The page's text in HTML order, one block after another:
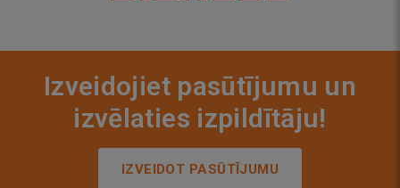
Izveidojiet pasūtījumu un
izvēlaties izpildītāju!
IZVEIDOT PASŪTĪJUMU